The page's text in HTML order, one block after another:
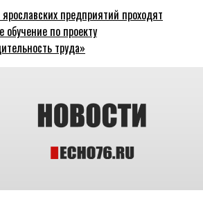
предприятий проходят
обучение по проекту
труда»